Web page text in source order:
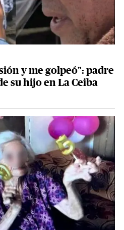
y me golpeó": padre
su hijo en La Ceiba